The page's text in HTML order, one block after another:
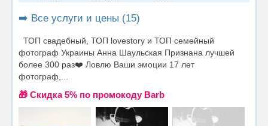
➡️ Все услуги и цены (15)
ТОП свадебный, ТОП lovestory и ТОП семейный
фотограф Украины Анна Шаульская Признана лучшей
более 300 раз❤️ Ловлю Ваши эмоции 17 лет
фотограф,...
🎁 Cкидка 5% по промокоду Barb